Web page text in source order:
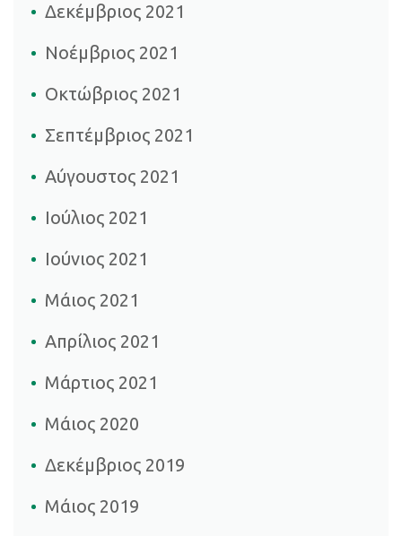
Δεκέμβριος 2021
Νοέμβριος 2021
Οκτώβριος 2021
Σεπτέμβριος 2021
Αύγουστος 2021
Ιούλιος 2021
Ιούνιος 2021
Μάιος 2021
Απρίλιος 2021
Μάρτιος 2021
Μάιος 2020
Δεκέμβριος 2019
Μάιος 2019